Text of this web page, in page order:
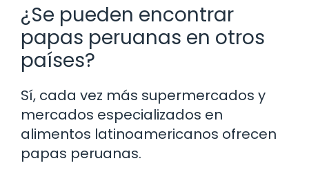
¿Se pueden encontrar
papas peruanas en otros
países?
Sí, cada vez más supermercados y
mercados especializados en
alimentos latinoamericanos ofrecen
papas peruanas.